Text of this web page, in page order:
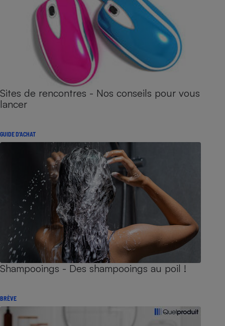
Sites de rencontres - Nos conseils pour vous
lancer
GUIDE D'ACHAT
Shampooings - Des shampooings au poil !
BRÈVE